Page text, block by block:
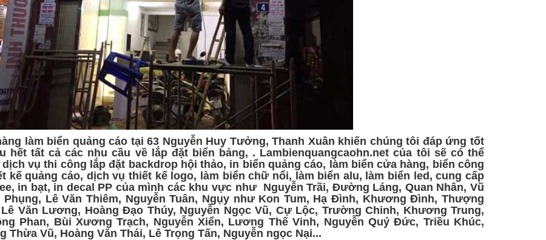
làm biển quảng cáo tại 63 Nguyễn Huy Tưởng, Thanh Xuân khiến chúng tôi đáp ứng tốt
hết tất cả các nhu cầu về lắp đặt biển bảng, . Lambienquangcaohn.net của tôi sẽ có thể
vụ thi công lắp đặt backdrop hội thảo, in biển quảng cáo, làm biển cửa hàng, biển công
kế quảng cáo, dịch vụ thiết kế logo, làm biển chữ nổi, làm biển alu, làm biển led, cung cấp
in bạt, in decal PP của mình các khu vực như Nguyễn Trãi, Đường Láng, Quan Nhân, Vũ
Phụng, Lê Văn Thiêm, Nguyễn Tuân, Ngụy như Kon Tum, Hạ Đình, Khương Đình, Thượng
Văn Lương, Hoàng Đạo Thúy, Nguyễn Ngọc Vũ, Cự Lộc, Trường Chinh, Khương Trung,
Phan, Bùi Xương Trạch, Nguyễn Xiển, Lương Thế Vinh, Nguyễn Quý Đức, Triều Khúc,
Thừa Vũ, Hoàng Văn Thái, Lê Trọng Tấn, Nguyễn ngọc Nại...